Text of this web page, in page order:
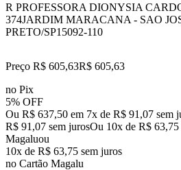
R PROFESSORA DIONYSIA
374JARDIM MARACANA - SAO
PRETO/SP15092-110
Preço R$ 605,63R$ 605,63
no Pix
5% OFF
Ou R$ 637,50 em 7x de R$ 91,07 sem
R$ 91,07 sem jurosOu 10x de R$
Magaluou
10x de R$ 63,75 sem juros
no Cartão Magalu